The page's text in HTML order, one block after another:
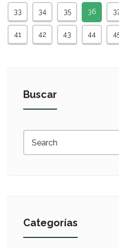
33 34 35 36
41 42 43 44
Buscar
Categorías